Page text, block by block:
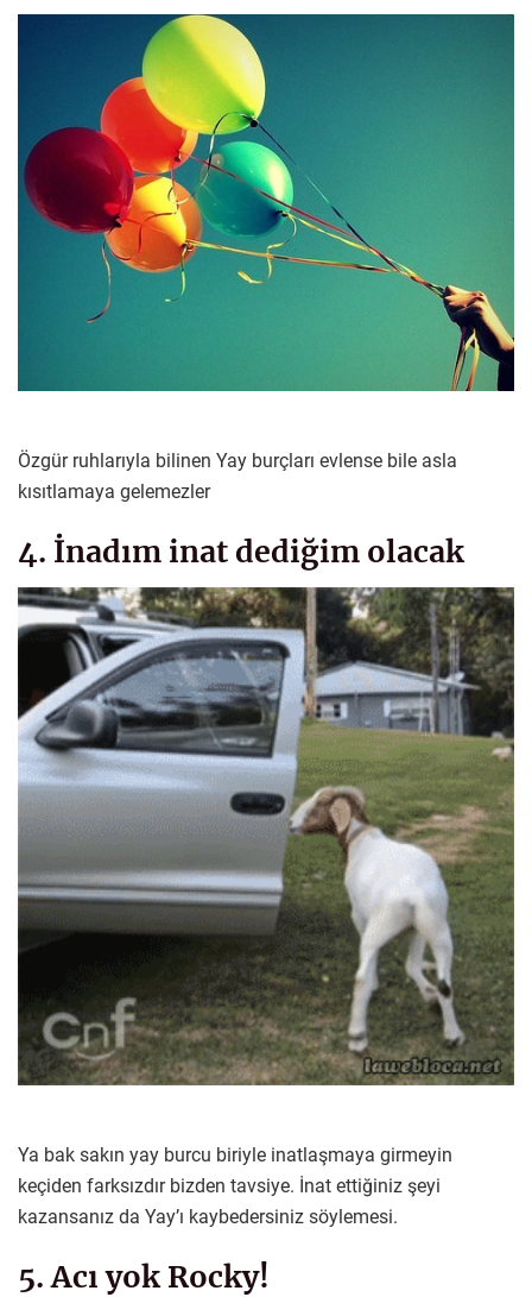
Özgür ruhlarıyla bilinen Yay burçları evlense bile asla
kısıtlamaya gelemezler
4. İnadım inat dediğim olacak
Ya bak sakın yay burcu biriyle inatlaşmaya girmeyin
keçiden farksızdır bizden tavsiye. İnat ettiğiniz şeyi
kazansanız da Yay’ı kaybedersiniz söylemesi.
5. Acı yok Rocky!